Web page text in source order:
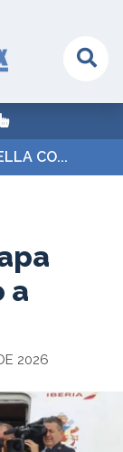
CO...
a
2026